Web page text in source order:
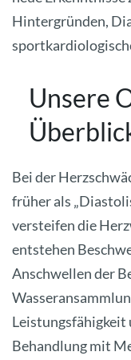
Hintergründen,
Unsere
Bei der
früher als
versteifen die
entstehen
Anschwellen der
Leistungsfähigkeit
Behandlung mit